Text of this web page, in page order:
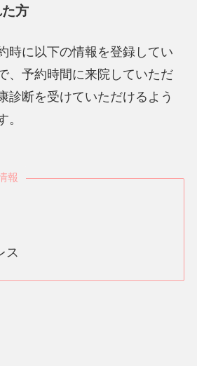
方
時に以下の情報を登録してい
、予約時間に来院していただ
診断を受けていただけるよう
。
報
ス